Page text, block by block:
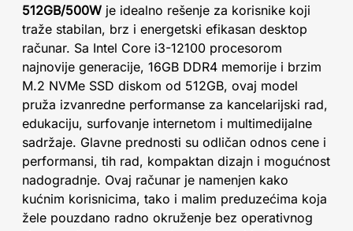
512GB/500W je idealno rešenje za korisnike koji
traže stabilan, brz i energetski efikasan desktop
računar. Sa Intel Core i3-12100 procesorom
najnovije generacije, 16GB DDR4 memorije i brzim
M.2 NVMe SSD diskom od 512GB, ovaj model
pruža izvanredne performanse za kancelarijski rad,
edukaciju, surfovanje internetom i multimedijalne
sadržaje. Glavne prednosti su odličan odnos cene i
performansi, tih rad, kompaktan dizajn i mogućnost
nadogradnje. Ovaj računar je namenjen kako
kućnim korisnicima, tako i malim preduzećima koja
žele pouzdano radno okruženje bez operativnog